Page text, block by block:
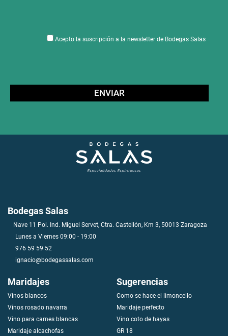
Acepto la suscripción a la newsletter de Bodegas Salas
Bodegas Salas
Nave 11 Pol. Ind. Miguel Servet, Ctra. Castellón, Km 3, 50013 Zaragoza
Lunes a Viernes 09:00 - 19:00
976 59 59 52
ignacio@bodegassalas.com
Maridajes
Vinos blancos
Vinos rosado navarra
Vino para carnes blancas
Maridaje alcachofas
Sugerencias
Como se hace el limoncello
Maridaje perfecto
Vino coto de hayas
GR 18